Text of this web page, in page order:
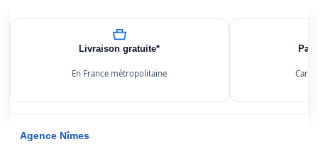
Livraison gratuite*
En France métropolitaine
Agence Nîmes